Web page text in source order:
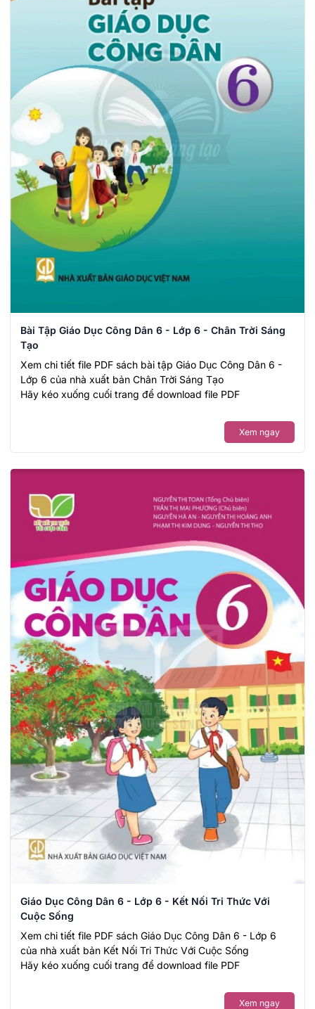
Bài Tập Giáo Dục Công Dân 6 - Lớp 6 - Chân Trời Sáng
Tạo
Xem chi tiết file PDF sách bài tập Giáo Dục Công Dân 6 -
Lớp 6 của nhà xuất bản Chân Trời Sáng Tạo
Hãy kéo xuống cuối trang để download file PDF
Xem ngay
Giáo Dục Công Dân 6 - Lớp 6 - Kết Nối Tri Thức Với
Cuộc Sống
Xem chi tiết file PDF sách Giáo Dục Công Dân 6 - Lớp 6
của nhà xuất bản Kết Nối Tri Thức Với Cuộc Sống
Hãy kéo xuống cuối trang để download file PDF
Xem ngay